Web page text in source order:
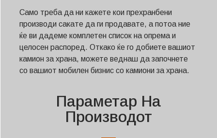
Само треба да ни кажете кои прехранбени
производи сакате да ги продавате, а потоа ние
ќе ви дадеме комплетен список на опрема и
целосен распоред. Откако ќе го добиете вашиот
камион за храна, можете веднаш да започнете
со вашиот мобилен бизнис со камиони за храна.
Параметар На
Производот